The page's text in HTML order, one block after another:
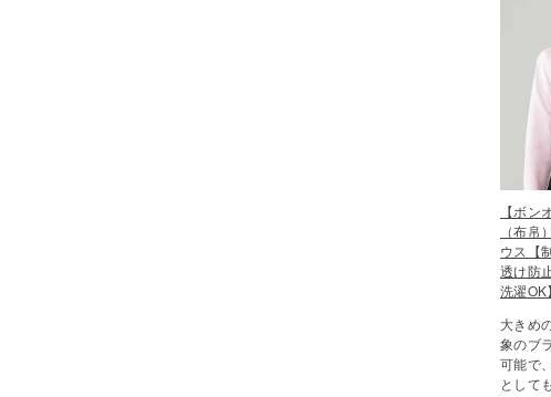
【ボン
（布帛
ウス【
透け防
洗濯OK】
大きめ
象のブ
可能で
として